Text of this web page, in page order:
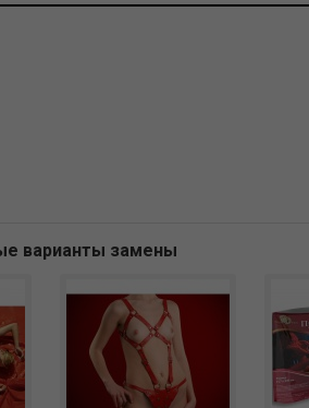
варианты замены